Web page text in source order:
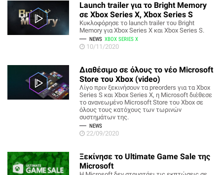
Launch trailer για το Bright Memory
σε Xbox Series X, Xbox Series S
Κυκλοφόρησε το launch trailer του Bright
Memory για Xbox Series X και Xbox Series S.
NEWS XBOX SERIES X
10/11/2020
Διαθέσιμο σε όλους το νέο Microsoft
Store του Xbox (video)
Λίγο πριν ξεκινήσουν τα preorders για τα Xbox
Series S και Xbox Series X, η Microsoft διέθεσε
το ανανεωμένο Microsoft Store του Xbox σε
όλους τους κατόχους των τωρινών
συστημάτων της.
NEWS
22/09/2020
Ξεκίνησε το Ultimate Game Sale της
Microsoft